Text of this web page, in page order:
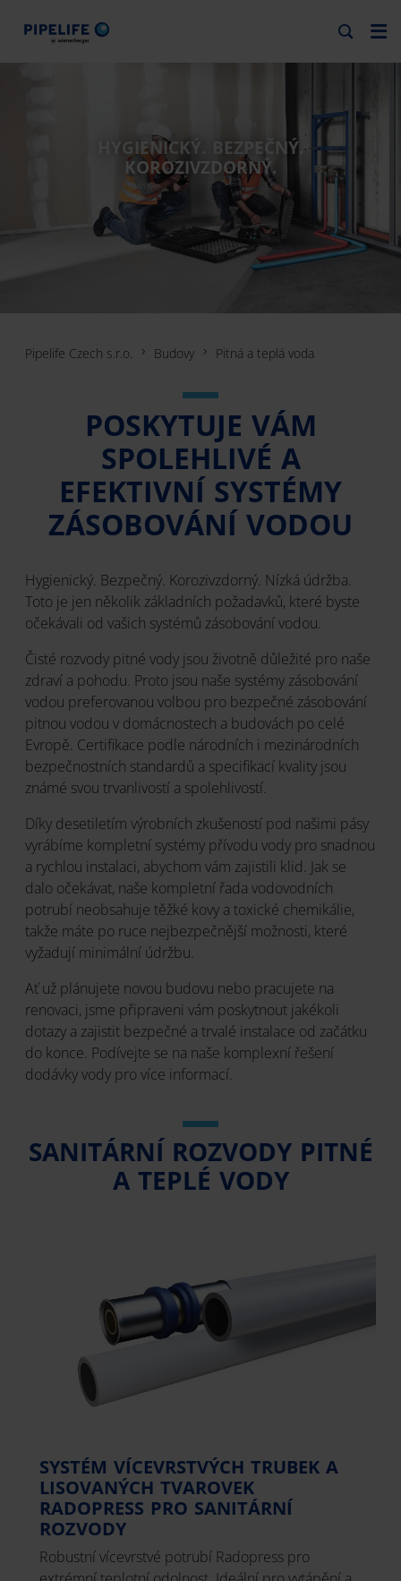
HYGIENICKÝ. BEZPEČNÝ.
KOROZIVZDORNÝ.
Pipelife Czech s.r.o. Budovy Pitná a teplá voda
POSKYTUJE VÁM
SPOLEHLIVÉ A
EFEKTIVNÍ SYSTÉMY
ZÁSOBOVÁNÍ VODOU
Hygienický. Bezpečný. Korozivzdorný. Nízká údržba.
Toto je jen několik základních požadavků, které byste
očekávali od vašich systémů zásobování vodou.
Čisté rozvody pitné vody jsou životně důležité pro naše
zdraví a pohodu. Proto jsou naše systémy zásobování
vodou preferovanou volbou pro bezpečné zásobování
pitnou vodou v domácnostech a budovách po celé
Evropě. Certifikace podle národních i mezinárodních
bezpečnostních standardů a specifikací kvality jsou
známé svou trvanlivostí a spolehlivostí.
Díky desetiletím výrobních zkušeností pod našimi pásy
vyrábíme kompletní systémy přívodu vody pro snadnou
a rychlou instalaci, abychom vám zajistili klid. Jak se
dalo očekávat, naše kompletní řada vodovodních
potrubí neobsahuje těžké kovy a toxické chemikálie,
takže máte po ruce nejbezpečnější možnosti, které
vyžadují minimální údržbu.
Ať už plánujete novou budovu nebo pracujete na
renovaci, jsme připraveni vám poskytnout jakékoli
dotazy a zajistit bezpečné a trvalé instalace od začátku
do konce. Podívejte se na naše komplexní řešení
dodávky vody pro více informací.
SANITÁRNÍ ROZVODY PITNÉ
A TEPLÉ VODY
SYSTÉM VÍCEVRSTVÝCH TRUBEK A
LISOVANÝCH TVAROVEK
RADOPRESS PRO SANITÁRNÍ
ROZVODY
Robustní vícevrstvé potrubí Radopress pro